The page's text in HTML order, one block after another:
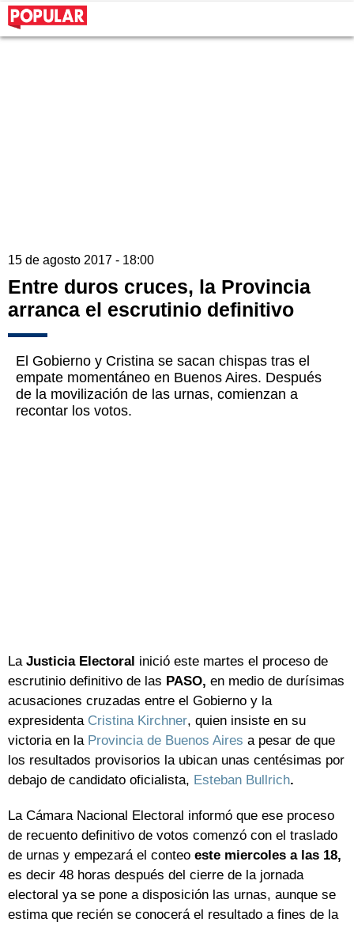
15 de agosto 2017 - 18:00
Entre duros cruces, la Provincia
arranca el escrutinio definitivo
El Gobierno y Cristina se sacan chispas tras el
empate momentáneo en Buenos Aires. Después
de la movilización de las urnas, comienzan a
recontar los votos.
La Justicia Electoral inició este martes el proceso de
escrutinio definitivo de las PASO, en medio de durísimas
acusaciones cruzadas entre el Gobierno y la
expresidenta Cristina Kirchner, quien insiste en su
victoria en la Provincia de Buenos Aires a pesar de que
los resultados provisorios la ubican unas centésimas por
debajo de candidato oficialista, Esteban Bullrich.
La Cámara Nacional Electoral informó que ese proceso
de recuento definitivo de votos comenzó con el traslado
de urnas y empezará el conteo este miercoles a las 18,
es decir 48 horas después del cierre de la jornada
electoral ya se pone a disposición las urnas, aunque se
estima que recién se conocerá el resultado a fines de la